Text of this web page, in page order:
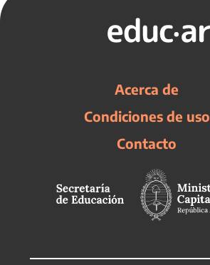
Acerca de
Condiciones de uso
Contacto